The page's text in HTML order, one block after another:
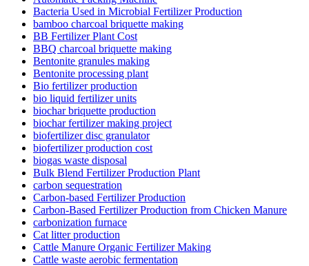
Bacteria Used in Microbial Fertilizer Production
bamboo charcoal briquette making
BB Fertilizer Plant Cost
BBQ charcoal briquette making
Bentonite granules making
Bentonite processing plant
Bio fertilizer production
bio liquid fertilizer units
biochar briquette production
biochar fertilizer making project
biofertilizer disc granulator
biofertilizer production cost
biogas waste disposal
Bulk Blend Fertilizer Production Plant
carbon sequestration
Carbon-based Fertilizer Production
Carbon-Based Fertilizer Production from Chicken Manure
carbonization furnace
Cat litter production
Cattle Manure Organic Fertilizer Making
Cattle waste aerobic fermentation